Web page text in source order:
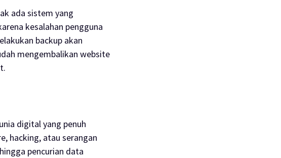
ada sistem yang
kesalahan pengguna
backup akan
mengembalikan website
digital yang penuh
, hacking, atau serangan
pencurian data